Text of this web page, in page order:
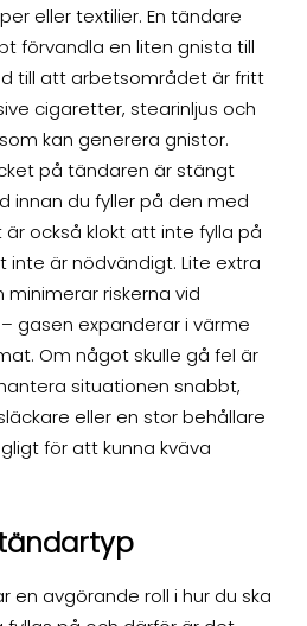
eller textilier. En tändare
förvandla en liten gnista till
till att arbetsområdet är fritt
cigaretter, stearinljus och
kan generera gnistor.
på tändaren är stängt
innan du fyller på den med
är också klokt att inte fylla på
är nödvändigt. Lite extra
riskerna vid
gasen expanderar i värme
Om något skulle gå fel är
situationen snabbt,
eller en stor behållare
för att kunna kväva
en avgörande roll i hur du ska